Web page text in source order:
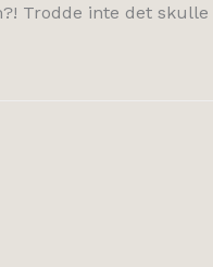
Trodde inte det